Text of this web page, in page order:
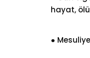
hayat,
●